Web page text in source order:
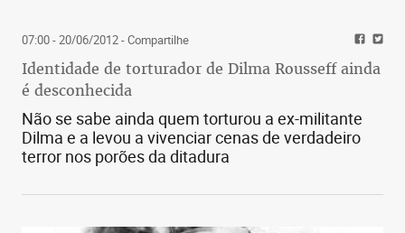
07:00 - 20/06/2012- Compartilhe
Identidade de torturador de Dilma Rousseff ainda
é desconhecida
Não se sabe ainda quem torturou a ex-militante
Dilma e a levou a vivenciar cenas de verdadeiro
terror nos porões da ditadura